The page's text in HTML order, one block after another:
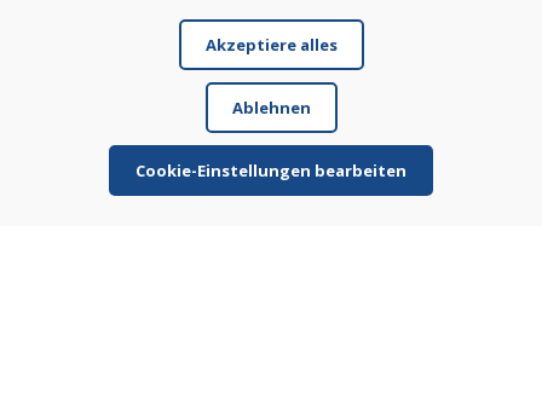
Kaufen
E-Shop
Geschäftsbedingungen
Transport
Zahlung
Beschwerde
Rückgabe und Umtausch von Waren
Akzeptiere alles
Ablehnen
Cookie-Einstellungen bearbeiten